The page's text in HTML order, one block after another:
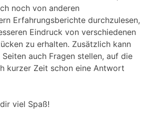
noch von anderen
Erfahrungsberichte durchzulesen,
Eindruck von verschiedenen
zu erhalten. Zusätzlich kann
auch Fragen stellen, auf die
kurzer Zeit schon eine Antwort
viel Spaß!